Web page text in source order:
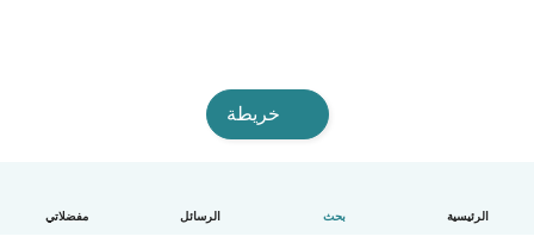
الرئيسية بحث الرسائل مفضلاتي
خريطة